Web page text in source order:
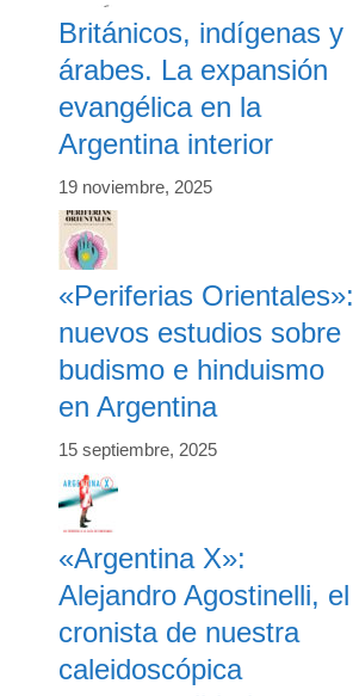
Británicos, indígenas y
árabes. La expansión
evangélica en la
Argentina interior
19 noviembre, 2025
«Periferias Orientales»:
nuevos estudios sobre
budismo e hinduismo
en Argentina
15 septiembre, 2025
«Argentina X»:
Alejandro Agostinelli, el
cronista de nuestra
caleidoscópica